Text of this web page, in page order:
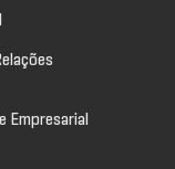
Empresarial